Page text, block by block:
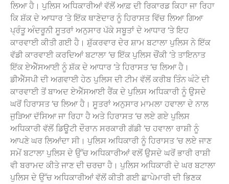
ਲਿਆ ਹੈ। ਪੁਲਿਸ ਅਧਿਕਾਰੀਆਂ ਵੱਲੋਂ ਆਫ਼ ਦੀ ਰਿਕਾਰਡ ਕਿਹਾ ਜਾ ਰਿਹਾ
ਕਿ ਸ਼ੱਕ ਦੇ ਆਧਾਰ ‘ਤੇ ਇੱਕ ਥਾਣੇਦਾਰ ਨੂੰ ਹਿਰਾਸਤ ਵਿੱਚ ਲਿਆ ਗਿਆ
ਪ੍ਰੰਤੂ ਅੰਦਰੂਨੀ ਸੂਤਰਾਂ ਅਨੁਸਾਰ ਪੱਕੇ ਸਬੂਤਾਂ ਦੇ ਆਧਾਰ ‘ਤੇ ਇਹ
ਕਾਰਵਾਈ ਕੀਤੀ ਗਈ ਹੈ। ਸ਼ੁੱਕਰਵਾਰ ਦੇਰ ਸ਼ਾਮ ਬਟਾਲਾ ਪੁਲਿਸ ਨੇ ਇੱਕ
ਵੱਡੀ ਕਾਰਵਾਈ ਕਰਦਿਆਂ ਬਟਾਲਾ ‘ਚ ਇੱਕ ਪੁਲਿਸ ਚੌਂਕੀ ‘ਤੇ ਤਾਇਨਾਤ
ਇੱਕ ਏਐੱਸਆਈ ਨੂੰ ਸ਼ੱਕ ਦੇ ਆਧਾਰ ‘ਤੇ ਹਿਰਾਸਤ ‘ਚ ਲਿਆ ਹੈ।
ਡੀਐੱਸਪੀ ਦੀ ਅਗਵਾਈ ਹੇਠ ਪੁਲਿਸ ਦੀ ਟੀਮ ਵੱਲੋਂ ਕਰੀਬ ਤਿੰਨ ਘੰਟੇ ਦੀ
ਕਾਰਵਾਈ ਤੋਂ ਬਾਅਦ ਏਐੱਸਆਈ ਰੈਂਕ ਦੇ ਪੁਲਿਸ ਅਧਿਕਾਰੀ ਨੂੰ ਉਸਦੇ
ਘਰੋਂ ਹਿਰਾਸਤ ‘ਚ ਲਿਆ ਹੈ। ਸੂਤਰਾਂ ਅਨੁਸਾਰ ਮਾਮਲਾ ਹਵਾਲਾ ਦੇ ਨਾਲ
ਜੁੜਿਆ ਦੱਸਿਆ ਜਾ ਰਿਹਾ ਹੈ ਅਤੇ ਹਿਰਾਸਤ ‘ਚ ਲਏ ਗਏ ਪੁਲਿਸ
ਅਧਿਕਾਰੀ ਵੱਲੋਂ ਡਿਊਟੀ ਦੌਰਾਨ ਸਰਕਾਰੀ ਗੱਡੀ ‘ਚ ਹਵਾਲਾ ਰਾਸ਼ੀ ਨੂੰ
ਆਪਣੇ ਘਰ ਲਿਆਂਦਾ ਸੀ। ਪੁਲਿਸ ਅਧਿਕਾਰੀ ਨੂੰ ਹਿਰਾਸਤ ‘ਚ ਲਏ ਜਾਣ
ਸਮੇਂ ਬਟਾਲਾ ਪੁਲਿਸ ਦੇ ਉੱਚ ਅਧਿਕਾਰੀਆਂ ਵਲੋਂ ਉਸਦੇ ਘਰੋਂ ਭਾਰੀ ਰਾਸ਼ੀ
ਵੀ ਬਰਾਮਦ ਕੀਤੇ ਜਾਣ ਦੀ ਚਰਚਾ ਹੈ। ਪੁਲਿਸ ਅਧਿਕਾਰੀ ਦੇ ਘਰ ਬਟਾਲਾ
ਪੁਲਿਸ ਦੇ ਉੱਚ ਅਧਿਕਾਰੀਆਂ ਵੱਲੋਂ ਕੀਤੀ ਗਈ ਛਾਪੇਮਾਰੀ ਦੀ ਭਿਣਕ